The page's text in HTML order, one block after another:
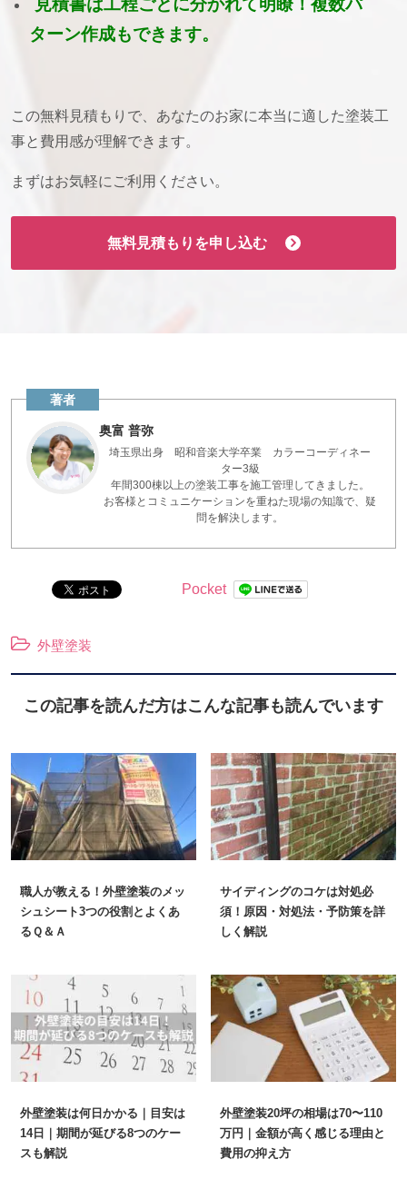
見積書は工程ごとに分かれて明瞭！複数パ
ターン作成もできます。
この無料見積もりで、あなたのお家に本当に適した塗装工
事と費用感が理解できます。
まずはお気軽にご利用ください。
無料見積もりを申し込む
奥富 普弥
埼玉県出身 昭和音楽大学卒業 カラーコーディネー
ター3級
年間300棟以上の塗装工事を施工管理してきました。
お客様とコミュニケーションを重ねた現場の知識で、疑
問を解決します。
Pocket
外壁塗装
この記事を読んだ方はこんな記事も読んでいます
職人が教える！外壁塗装のメッ
シュシート3つの役割とよくあ
るＱ＆Ａ
サイディングのコケは対処必
須！原因・対処法・予防策を詳
しく解説
外壁塗装は何日かかる｜目安は
14日｜期間が延びる8つのケー
スも解説
外壁塗装20坪の相場は70〜110
万円｜金額が高く感じる理由と
費用の抑え方